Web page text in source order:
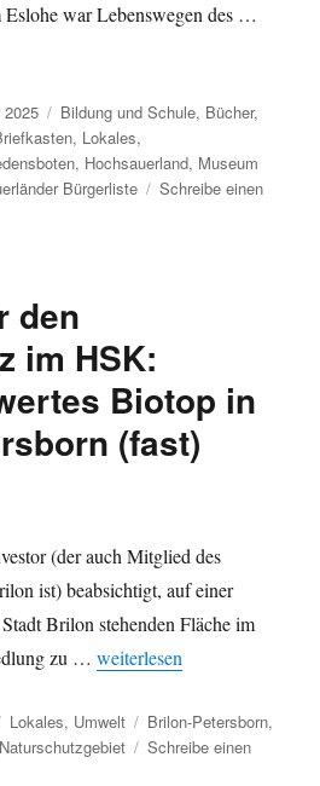
war Lebenswegen des …
Bürgerliste (SBL):
Kategorien
Bildung und Schule, Bücher,
, Lokales,
, Hochsauerland, Museum
Bürgerliste
Schreibe einen
den
im HSK:
Biotop in
(fast)
(der auch Mitglied des
ist) beabsichtigt, auf einer
Brilon stehenden Fläche im
zu …„Ein Sieg für den
weiterlesen
Kategorien
Lokales, Umwelt Schlagwörter
Brilon-Petersborn,
Naturschutzgebiet
Schreibe einen